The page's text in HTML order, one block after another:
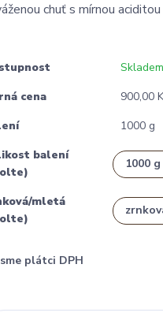
chuť s mírnou
Skladem
cena
900,00
1000 g
balení
mletá
plátci DPH